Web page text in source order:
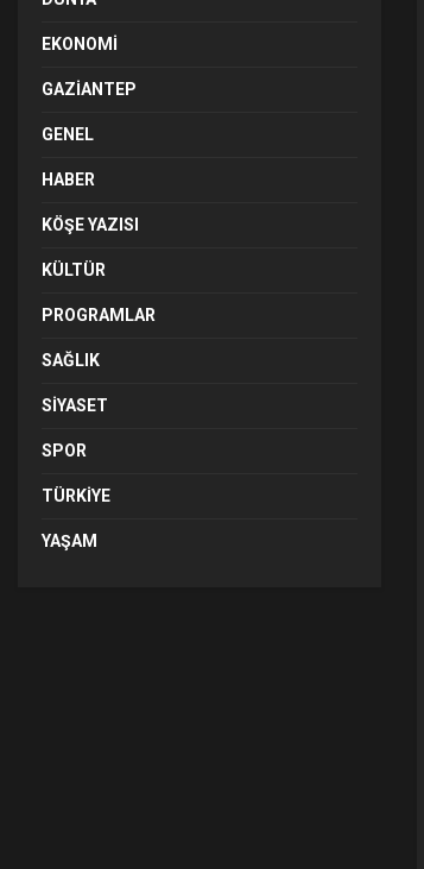
EKONOMI
GAZIANTEP
GENEL
HABER
KÖŞE YAZISI
KÜLTÜR
PROGRAMLAR
SAĞLIK
SIYASET
SPOR
TÜRKIYE
YAŞAM